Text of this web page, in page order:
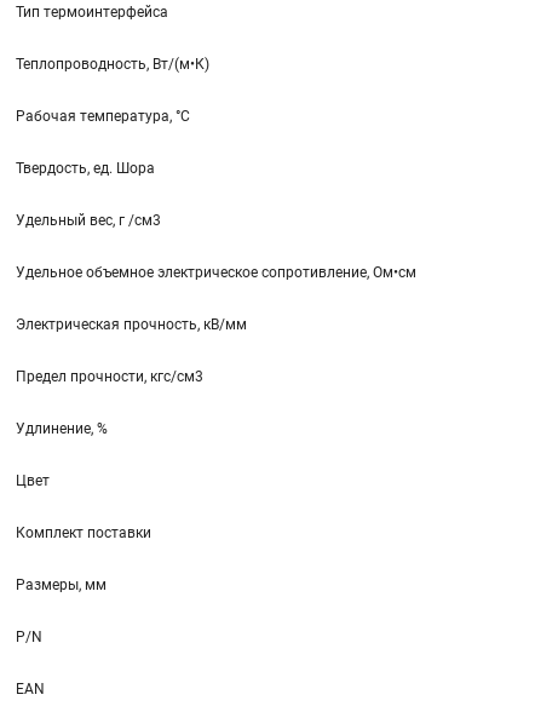
Тип термоинтерфейса
Теплопроводность, Вт/(м•К)
Рабочая температура, °C
Твердость, ед. Шора
Удельный вес, г /см3
Удельное объемное электрическое сопротивление, Ом•см
Электрическая прочность, кВ/мм
Предел прочности, кгс/см3
Удлинение, %
Цвет
Комплект поставки
Размеры, мм
P/N
EAN